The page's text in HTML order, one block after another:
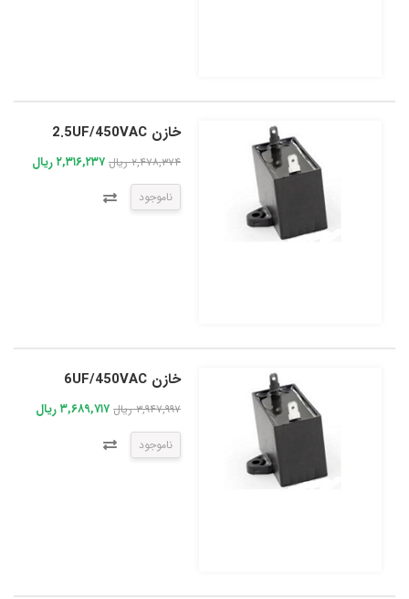
خازن 2.5UF/450VAC
۲,۴۷۸,۳۷۴ ریال ۲,۳۱۶,۲۳۷ ریال
ناموجود
خازن 6UF/450VAC
۳,۹۴۷,۹۹۷ ریال ۳,۶۸۹,۷۱۷ ریال
ناموجود